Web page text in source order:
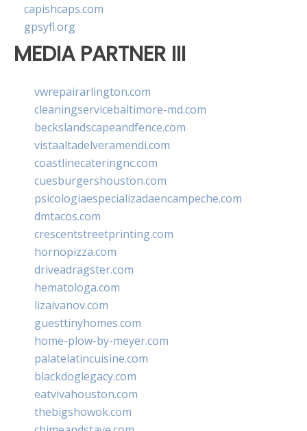
capishcaps.com
gpsyfl.org
MEDIA PARTNER III
vwrepairarlington.com
cleaningservicebaltimore-md.com
beckslandscapeandfence.com
vistaaltadelveramendi.com
coastlinecateringnc.com
cuesburgershouston.com
psicologiaespecializadaencampeche.com
dmtacos.com
crescentstreetprinting.com
hornopizza.com
driveadragster.com
hematologa.com
lizaivanov.com
guesttinyhomes.com
home-plow-by-meyer.com
palatelatincuisine.com
blackdoglegacy.com
eatvivahouston.com
thebigshowok.com